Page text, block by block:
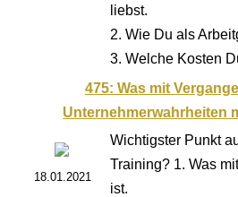
liebst.
2. Wie Du als
3. Welche Kosten
475: Was mit
Unternehmerwahrheiten
18.01.2021
Wichtigster Punkt
Training? 1. Was
ist.